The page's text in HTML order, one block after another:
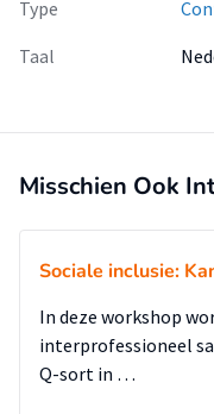
Type
Taal
Misschien Ook
Sociale inclusie:
In deze workshop
interprofessioneel
Q-sort in …